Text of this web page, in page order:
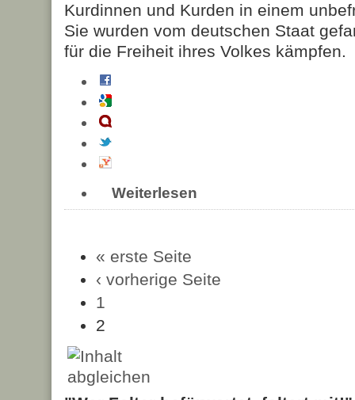
Kurdinnen und Kurden in einem
Sie wurden vom deutschen Staat
für die Freiheit ihres Volkes kämpfen.
Weiterlesen
« erste Seite
‹ vorherige Seite
1
2